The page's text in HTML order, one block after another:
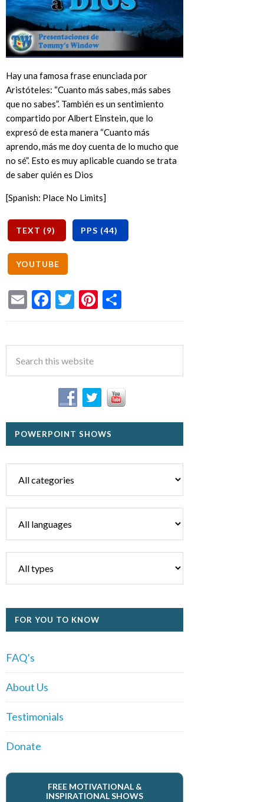
Hay una famosa frase enunciada por
Aristóteles: “Cuanto más sabes, más sabes
que no sabes”. También es un sentimiento
compartido por Albert Einstein, que lo
expresó de esta manera “Cuanto más
aprendo, más me doy cuenta de lo mucho que
no sé”. Esto es muy aplicable cuando se trata
de saber quién es Dios
[Spanish: Place No Limits]
EmailFacebook
TwitterPinterest
POWERPOINT SHOWS
FOR YOU TO KNOW
FAQ’s
About Us
Testimonials
Donate
FREE MOTIVATIONAL &
INSPIRATIONAL SHOWS